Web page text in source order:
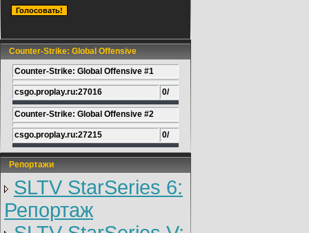
Counter-Strike: Global Offensive
Counter-Strike: Global Offensive #1
csgo.proplay.ru:27016 0/
Counter-Strike: Global Offensive #2
csgo.proplay.ru:27215 0/
Репортажи
SLTV StarSeries 6:
Репортаж